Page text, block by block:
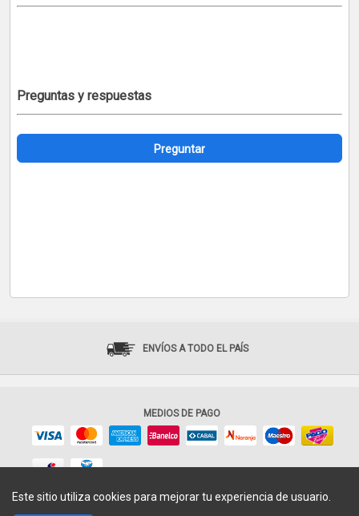
Preguntas y respuestas
Preguntar
ENVÍOS A TODO EL PAÍS
MEDIOS DE PAGO
Este sitio utiliza cookies para mejorar tu experiencia de usuario.